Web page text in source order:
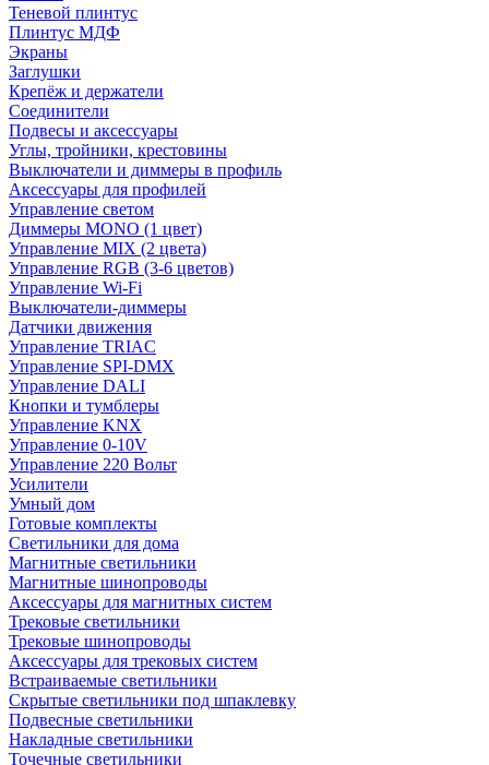
Теневой плинтус
Плинтус МДФ
Экраны
Заглушки
Крепёж и держатели
Соединители
Подвесы и аксессуары
Углы, тройники, крестовины
Выключатели и диммеры в профиль
Аксессуары для профилей
Управление светом
Диммеры MONO (1 цвет)
Управление MIX (2 цвета)
Управление RGB (3-6 цветов)
Управление Wi-Fi
Выключатели-диммеры
Датчики движения
Управление TRIAC
Управление SPI-DMX
Управление DALI
Кнопки и тумблеры
Управление KNX
Управление 0-10V
Управление 220 Вольт
Усилители
Умный дом
Готовые комплекты
Светильники для дома
Магнитные светильники
Магнитные шинопроводы
Аксессуары для магнитных систем
Трековые светильники
Трековые шинопроводы
Аксессуары для трековых систем
Встраиваемые светильники
Скрытые светильники под шпаклевку
Подвесные светильники
Накладные светильники
Точечные светильники